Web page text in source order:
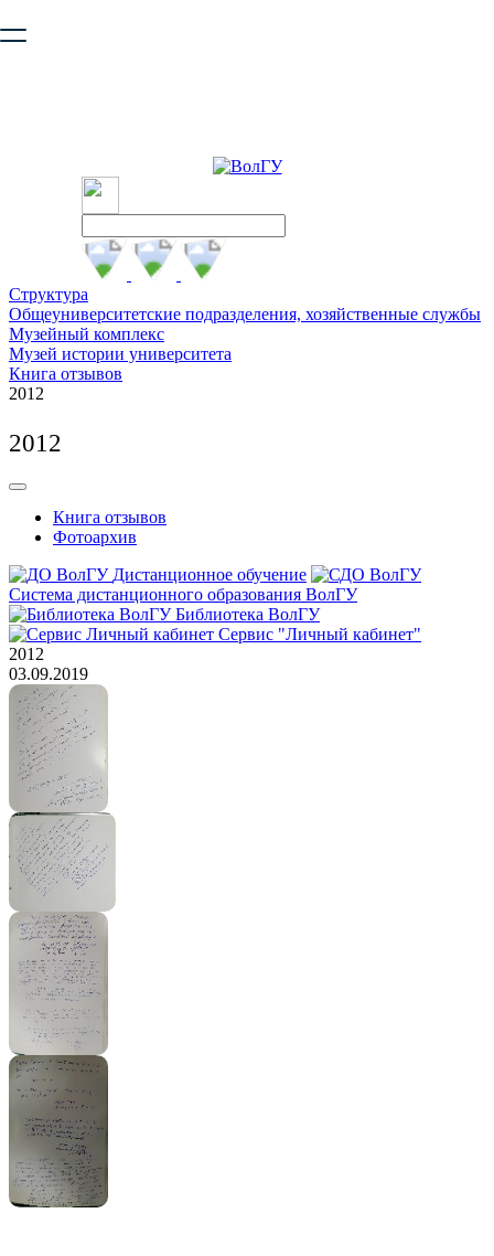
безопасную работу с сайтом. Пожалуйста
Структура
Общеуниверситетские подразделения, хозяйственные службы
Музейный комплекс
Музей истории университета
Книга отзывов
2012
2012
Книга отзывов
Фотоархив
Дистанционное обучение
Система дистанционного образования ВолГУ
Библиотека ВолГУ
Сервис "Личный кабинет"
2012
03.09.2019